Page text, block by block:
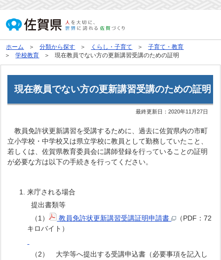
ホーム 分類から探す くらし・子育て
子育て・教育
学校教育
現在教員でない方の更新講習受講のための証明
現在教員でない方の更新講習受講のための証明
最終更新日：2020年11月27日
教員免許状更新講習を受講するために、過去に佐賀県内の市町
立小学校・中学校又は県立学校に教員として勤務していたこと、
若しくは、佐賀県教育委員会に講師登録を行っていることの証明
が必要な方は以下の手続きを行ってください。
来庁される場合
提出書類等
（1）
教員免許状更新講習受講証明申請書
（PDF：72
キロバイト）
（2） 大学等へ提出する受講申込書（必要事項を記入し